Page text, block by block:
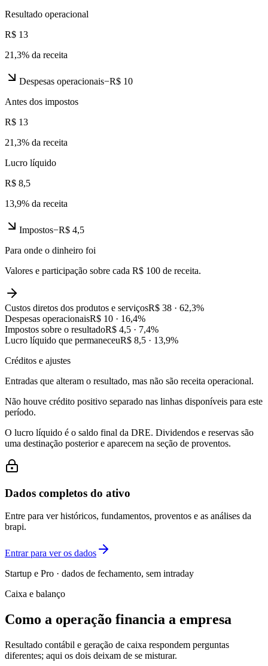
Resultado operacional
R$ 13
21,3% da receita
Despesas operacionais−R$ 10
Antes dos impostos
R$ 13
21,3% da receita
Lucro líquido
R$ 8,5
13,9% da receita
Impostos−R$ 4,5
Para onde o dinheiro foi
Valores e participação sobre cada R$ 100 de receita.
Custos diretos dos produtos e serviçosR$ 38 · 62,3%
Despesas operacionaisR$ 10 · 16,4%
Impostos sobre o resultadoR$ 4,5 · 7,4%
Lucro líquido que permaneceuR$ 8,5 · 13,9%
Créditos e ajustes
Entradas que alteram o resultado, mas não são receita operacional.
Não houve crédito positivo separado nas linhas disponíveis para este
período.
O lucro líquido é o saldo final da DRE. Dividendos e reservas são
uma destinação posterior e aparecem na seção de proventos.
Dados completos do ativo
Entre para ver históricos, fundamentos, proventos e as análises da
brapi.
Entrar para ver os dados
Startup e Pro · dados de fechamento, sem intraday
Caixa e balanço
Como a operação financia a empresa
Resultado contábil e geração de caixa respondem perguntas
diferentes; aqui os dois deixam de se misturar.